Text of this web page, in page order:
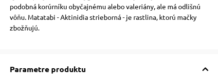
podobná korúrníku obyčajnému alebo valeriány, ale má odlišnú
vôňu. Matatabi - Aktinidia strieborná - je rastlina, ktorú mačky
zbožňujú.
Parametre produktu